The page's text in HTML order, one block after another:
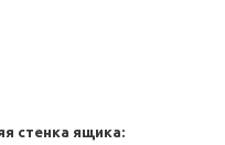
стенка ящика: